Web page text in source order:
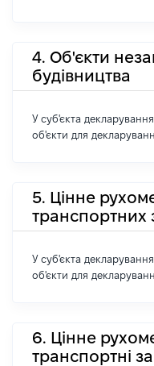
4. Об'єкти
будівництва
У суб'єкта декларування
об'єкти для
5. Цінне
транспортних
У суб'єкта декларування
об'єкти для
6. Цінне
транспортні